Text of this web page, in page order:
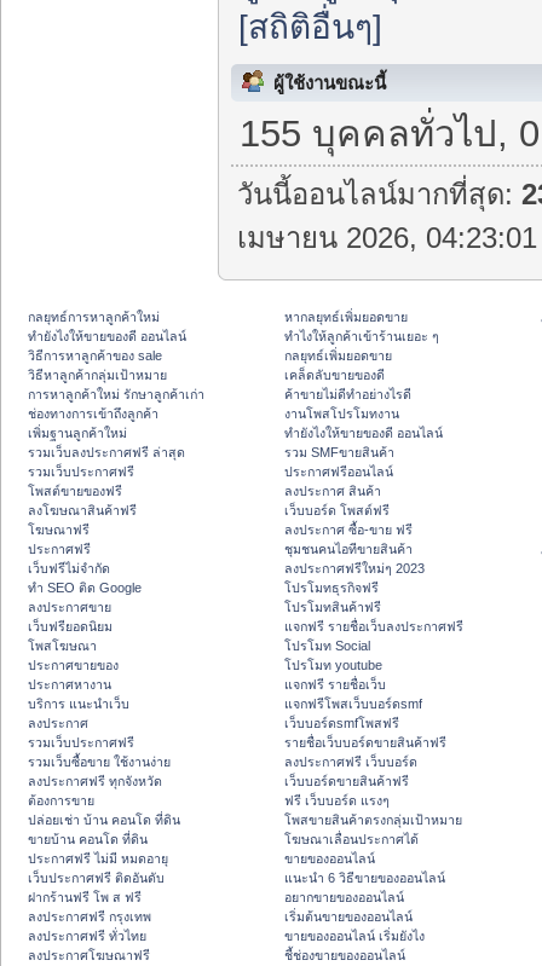
[สถิติอื่นๆ]
ผู้ใช้งานขณะนี้
155 บุคคลทั่วไป,
วันนี้ออนไลน์มากที่สุด:
เมษายน 2026,
กลยุทธ์การหาลูกค้าใหม่
ทํายังไงให้ขายของดี ออนไลน์
วิธีการหาลูกค้าของ sale
วิธีหาลูกค้ากลุ่มเป้าหมาย
การหาลูกค้าใหม่ รักษาลูกค้าเก่า
ช่องทางการเข้าถึงลูกค้า
เพิ่มฐานลูกค้าใหม่
รวมเว็บลงประกาศฟรี ล่าสุด
รวมเว็บประกาศฟรี
โพสต์ขายของฟรี
ลงโฆษณาสินค้าฟรี
โฆษณาฟรี
ประกาศฟรี
เว็บฟรีไม่จำกัด
ทำ SEO ติด Google
ลงประกาศขาย
เว็บฟรียอดนิยม
โพสโฆษณา
ประกาศขายของ
ประกาศหางาน
บริการ แนะนำเว็บ
ลงประกาศ
รวมเว็บประกาศฟรี
รวมเว็บซื้อขาย ใช้งานง่าย
ลงประกาศฟรี ทุกจังหวัด
ต้องการขาย
ปล่อยเช่า บ้าน คอนโด ที่ดิน
ขายบ้าน คอนโด ที่ดิน
ประกาศฟรี ไม่มี หมดอายุ
เว็บประกาศฟรี ติดอันดับ
ฝากร้านฟรี โพ ส ฟรี
ลงประกาศฟรี กรุงเทพ
ลงประกาศฟรี ทั่วไทย
ลงประกาศโฆษณาฟรี
หากลยุทธ์เพิ่มยอดขาย
ทําไงให้ลูกค้าเข้าร้านเยอะ ๆ
กลยุทธ์เพิ่มยอดขาย
เคล็ดลับขายของดี
ค้าขายไม่ดีทำอย่างไรดี
งานโพสโปรโมทงาน
ทํายังไงให้ขายของดี ออนไลน์
รวม SMFขายสินค้า
ประกาศฟรีออนไลน์
ลงประกาศ สินค้า
เว็บบอร์ด โพสต์ฟรี
ลงประกาศ ซื้อ-ขาย ฟรี
ชุมชนคนไอทีขายสินค้า
ลงประกาศฟรีใหม่ๆ 2023
โปรโมทธุรกิจฟรี
โปรโมทสินค้าฟรี
แจกฟรี รายชื่อเว็บลงประกาศฟรี
โปรโมท Social
โปรโมท youtube
แจกฟรี รายชื่อเว็บ
แจกฟรีโพสเว็บบอร์ดsmf
เว็บบอร์ดsmfโพสฟรี
รายชื่อเว็บบอร์ดขายสินค้าฟรี
ลงประกาศฟรี เว็บบอร์ด
เว็บบอร์ดขายสินค้าฟรี
ฟรี เว็บบอร์ด แรงๆ
โพสขายสินค้าตรงกลุ่มเป้าหมาย
โฆษณาเลื่อนประกาศได้
ขายของออนไลน์
แนะนำ 6 วิธีขายของออนไลน์
อยากขายของออนไลน์
เริ่มต้นขายของออนไลน์
ขายของออนไลน์ เริ่มยังไง
ชี้ช่องขายของออนไลน์